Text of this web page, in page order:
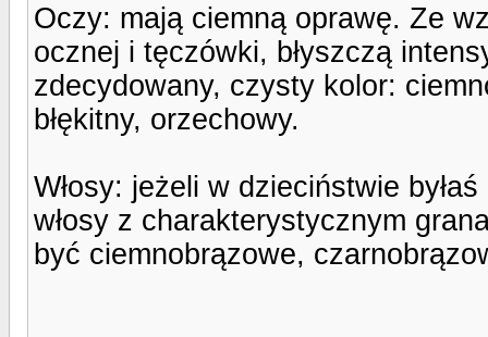
Oczy: mają ciemną oprawę. Ze
ocznej i tęczówki, błyszczą
zdecydowany, czysty kolor:
błękitny, orzechowy.
Włosy: jeżeli w dzieciństwie
włosy z charakterystycznym
być ciemnobrązowe,